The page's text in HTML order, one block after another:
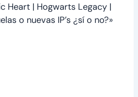
Heart | Hogwarts Legacy |
o nuevas IP’s ¿sí o no?»